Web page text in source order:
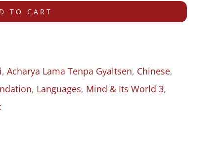
TO CART
,Acharya Lama Tenpa Gyaltsen, Chinese,
, Languages, Mind & Its World 3,